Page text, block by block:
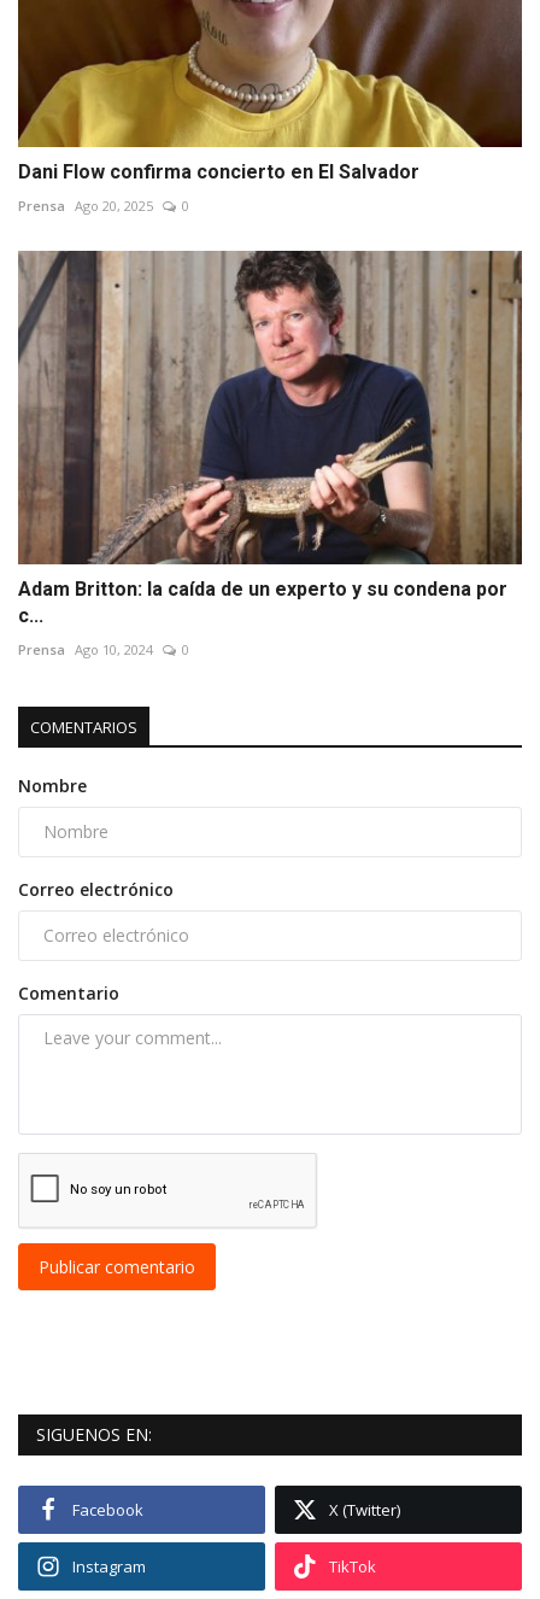
Dani Flow confirma concierto en El Salvador
Prensa Ago 20, 2025 0
Adam Britton: la caída de un experto y su condena por
c...
Prensa Ago 10, 2024 0
COMENTARIOS
Nombre
Correo electrónico
Comentario
Publicar comentario
SIGUENOS EN:
Facebook X (Twitter)
Instagram TikTok